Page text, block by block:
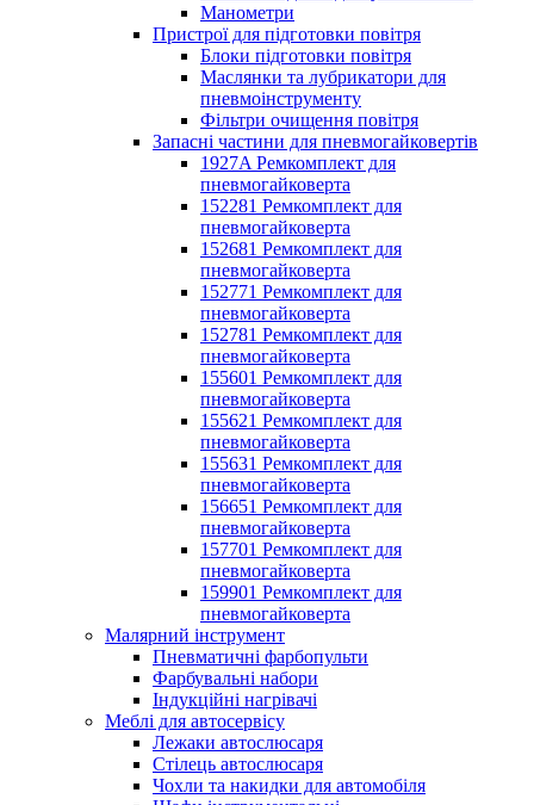
Манометри
Пристрої для підготовки повітря
Блоки підготовки повітря
Маслянки та лубрикатори для
пневмоінструменту
Фільтри очищення повітря
Запасні частини для пневмогайковертів
1927A Ремкомплект для
пневмогайковерта
152281 Ремкомплект для
пневмогайковерта
152681 Ремкомплект для
пневмогайковерта
152771 Ремкомплект для
пневмогайковерта
152781 Ремкомплект для
пневмогайковерта
155601 Ремкомплект для
пневмогайковерта
155621 Ремкомплект для
пневмогайковерта
155631 Ремкомплект для
пневмогайковерта
156651 Ремкомплект для
пневмогайковерта
157701 Ремкомплект для
пневмогайковерта
159901 Ремкомплект для
пневмогайковерта
Малярний інструмент
Пневматичні фарбопульти
Фарбувальні набори
Індукційні нагрівачі
Меблі для автосервісу
Лежаки автослюсаря
Стілець автослюсаря
Чохли та накидки для автомобіля